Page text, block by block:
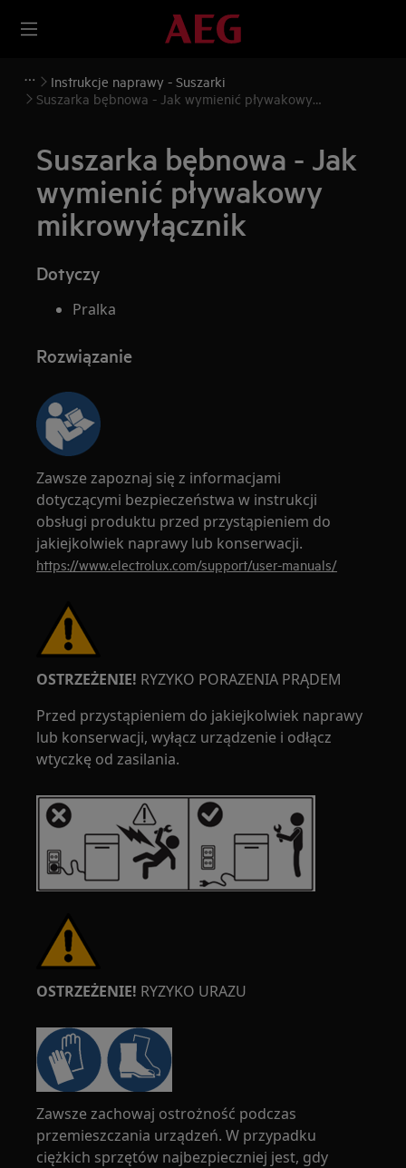
Instrukcje naprawy - Suszarki
Suszarka bębnowa - Jak wymienić pływakowy
Suszarka bębnowa - Jak
wymienić pływakowy
mikrowyłącznik
Dotyczy
Pralka
Rozwiązanie
Zawsze zapoznaj się z informacjami
dotyczącymi bezpieczeństwa w instrukcji
obsługi produktu przed przystąpieniem do
jakiejkolwiek naprawy lub konserwacji.
https://www.electrolux.com/support/user-manuals/
OSTRZEŻENIE! RYZYKO PORAZENIA PRĄDEM
Przed przystąpieniem do jakiejkolwiek naprawy
lub konserwacji, wyłącz urządzenie i odłącz
wtyczkę od zasilania.
OSTRZEŻENIE! RYZYKO URAZU
Zawsze zachowaj ostrożność podczas
przemieszczania urządzeń. W przypadku
ciężkich sprzętów najbezpieczniej jest, gdy